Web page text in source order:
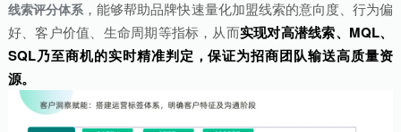
线索评分体系 ，能够帮助品牌快速量化加盟线索的意向度、行为偏
好、客户价值、生命周期等指标，从而实现对高潜线索、MQL、
SQL乃至商机的实时精准判定，保证为招商团队输送高质量资
源。